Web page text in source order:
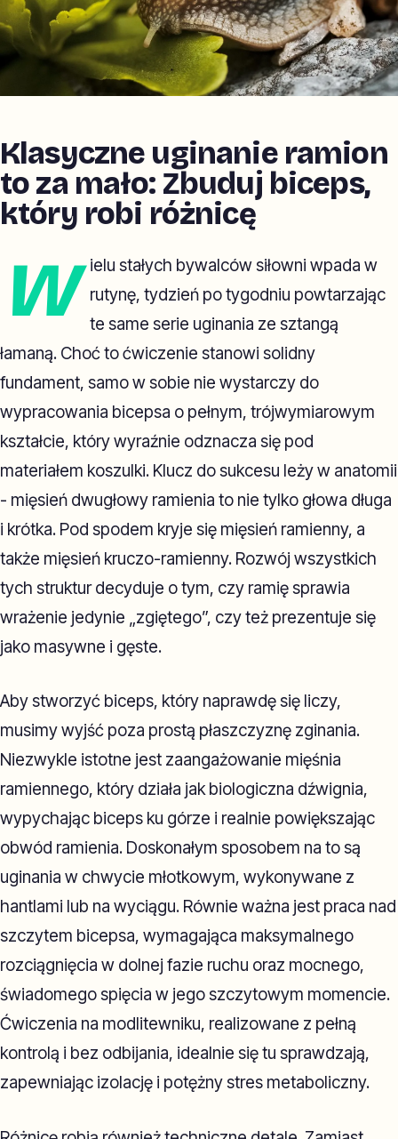
Klasyczne uginanie ramion
to za mało: Zbuduj biceps,
który robi różnicę
W
ielu stałych bywalców siłowni wpada w
rutynę, tydzień po tygodniu powtarzając
te same serie uginania ze sztangą
łamaną. Choć to ćwiczenie stanowi solidny
fundament, samo w sobie nie wystarczy do
wypracowania bicepsa o pełnym, trójwymiarowym
kształcie, który wyraźnie odznacza się pod
materiałem koszulki. Klucz do sukcesu leży w anatomii
- mięsień dwugłowy ramienia to nie tylko głowa długa
i krótka. Pod spodem kryje się mięsień ramienny, a
także mięsień kruczo-ramienny. Rozwój wszystkich
tych struktur decyduje o tym, czy ramię sprawia
wrażenie jedynie „zgiętego”, czy też prezentuje się
jako masywne i gęste.
Aby stworzyć biceps, który naprawdę się liczy,
musimy wyjść poza prostą płaszczyznę zginania.
Niezwykle istotne jest zaangażowanie mięśnia
ramiennego, który działa jak biologiczna dźwignia,
wypychając biceps ku górze i realnie powiększając
obwód ramienia. Doskonałym sposobem na to są
uginania w chwycie młotkowym, wykonywane z
hantlami lub na wyciągu. Równie ważna jest praca nad
szczytem bicepsa, wymagająca maksymalnego
rozciągnięcia w dolnej fazie ruchu oraz mocnego,
świadomego spięcia w jego szczytowym momencie.
Ćwiczenia na modlitewniku, realizowane z pełną
kontrolą i bez odbijania, idealnie się tu sprawdzają,
zapewniając izolację i potężny stres metaboliczny.